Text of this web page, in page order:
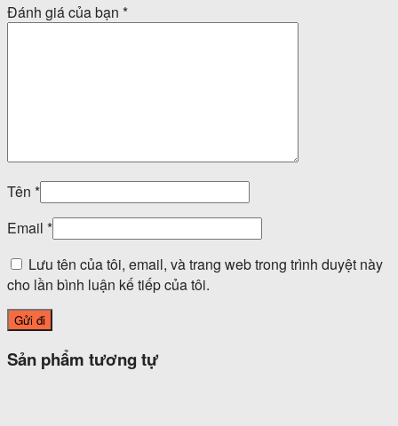
Đánh giá của bạn *
Tên *
Email *
Lưu tên của tôi, email, và trang web trong trình duyệt này
cho lần bình luận kế tiếp của tôi.
Sản phẩm tương tự